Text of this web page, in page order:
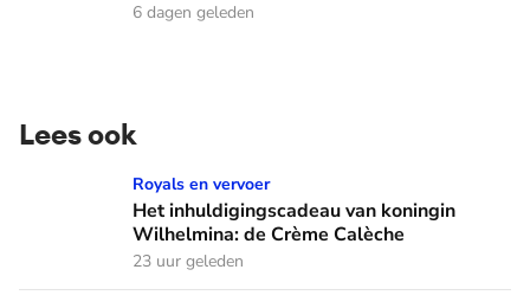
6 dagen geleden
Lees ook
Het inhuldigingscadeau van koningin Wilhelmina: de
Royals en vervoer
Het inhuldigingscadeau van koningin
Wilhelmina: de Crème Calèche
23 uur geleden